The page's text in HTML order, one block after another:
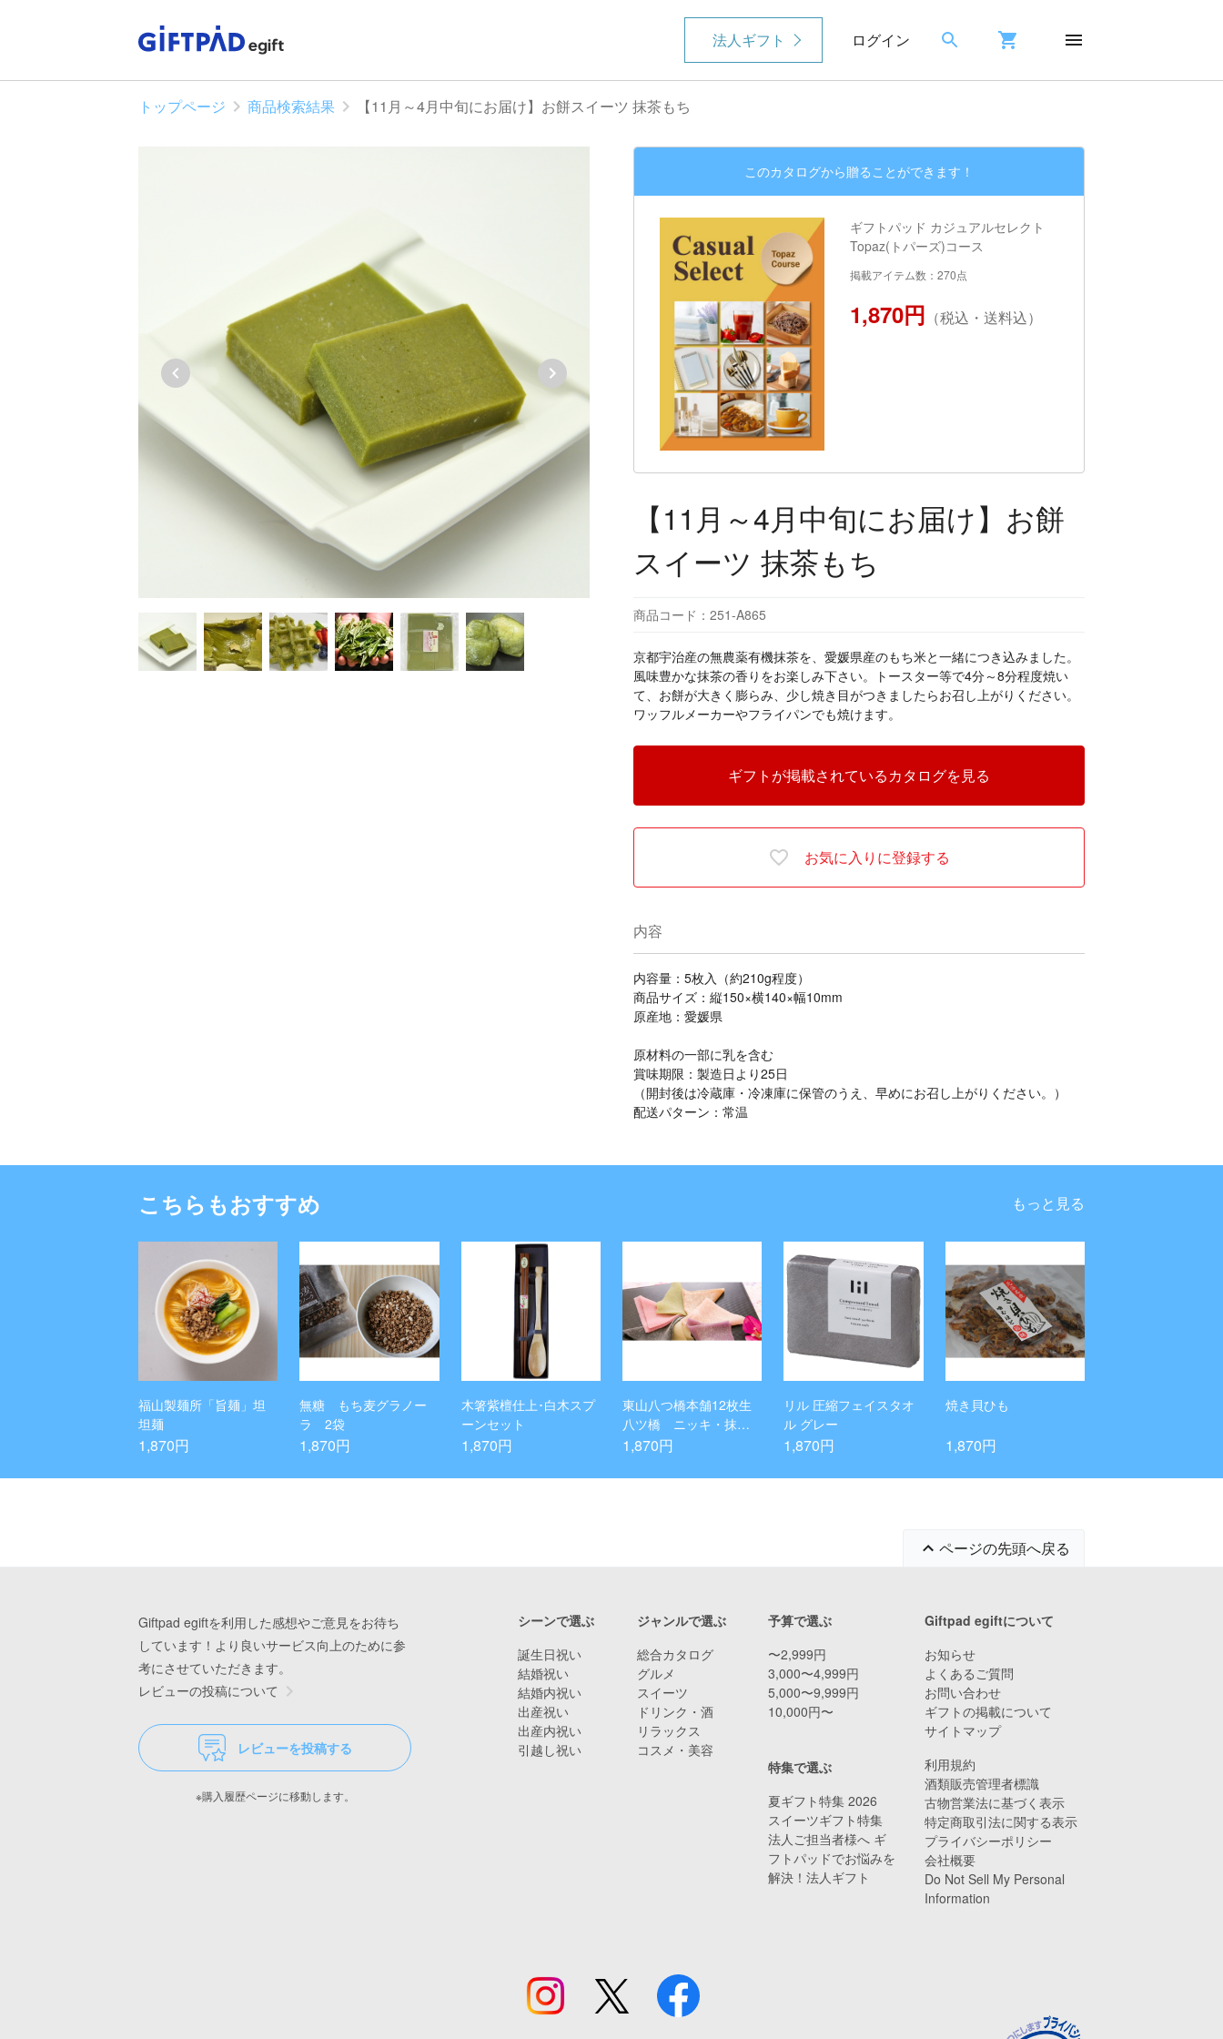
法人ギフト ログイン
トップページ 商品検索結果 【11月～4月中旬にお届け】お餅スイーツ 抹茶もち
このカタログから贈ることができます！
ギフトパッド カジュアルセレクト
Topaz(トパーズ)コース
掲載アイテム数：270点
1,870円 （税込・送料込）
【11月～4月中旬にお届け】お餅
スイーツ 抹茶もち
商品コード：251-A865
京都宇治産の無農薬有機抹茶を、愛媛県産のもち米と一緒につき込みました。
風味豊かな抹茶の香りをお楽しみ下さい。トースター等で4分～8分程度焼い
て、お餅が大きく膨らみ、少し焼き目がつきましたらお召し上がりください。
ワッフルメーカーやフライパンでも焼けます。
ギフトが掲載されているカタログを見る
お気に入りに登録する
内容
内容量：5枚入（約210g程度）
商品サイズ：縦150×横140×幅10mm
原産地：愛媛県
原材料の一部に乳を含む
賞味期限：製造日より25日
（開封後は冷蔵庫・冷凍庫に保管のうえ、早めにお召し上がりください。）
配送パターン：常温
こちらもおすすめ もっと見る
福山製麺所「旨麺」坦
坦麺
1,870円
無糖 もち麦グラノー
ラ 2袋
1,870円
木箸紫檀仕上･白木スプ
ーンセット
1,870円
東山八つ橋本舗12枚生
八ツ橋 ニッキ・抹茶4
個セット
1,870円
リル 圧縮フェイスタオ
ル グレー
1,870円
焼き貝ひも
1,870円
ページの先頭へ戻る
Giftpad egiftを利用した感想やご意見をお待ち
しています！より良いサービス向上のために参
考にさせていただきます。
レビューの投稿について
レビューを投稿する
※購入履歴ページに移動します。
シーンで選ぶ
誕生日祝い
結婚祝い
結婚内祝い
出産祝い
出産内祝い
引越し祝い
予算で選ぶ
〜2,999円
3,000〜4,999円
5,000〜9,999円
10,000円〜
ジャンルで選ぶ
総合カタログ
グルメ
スイーツ
ドリンク・酒
リラックス
コスメ・美容
特集で選ぶ
夏ギフト特集 2026
スイーツギフト特集
法人ご担当者様へ ギ
フトパッドでお悩みを
解決！法人ギフト
Giftpad egiftについて
お知らせ
よくあるご質問
お問い合わせ
ギフトの掲載について
サイトマップ
利用規約
酒類販売管理者標識
古物営業法に基づく表示
特定商取引法に関する表示
プライバシーポリシー
会社概要
Do Not Sell My Personal
Information